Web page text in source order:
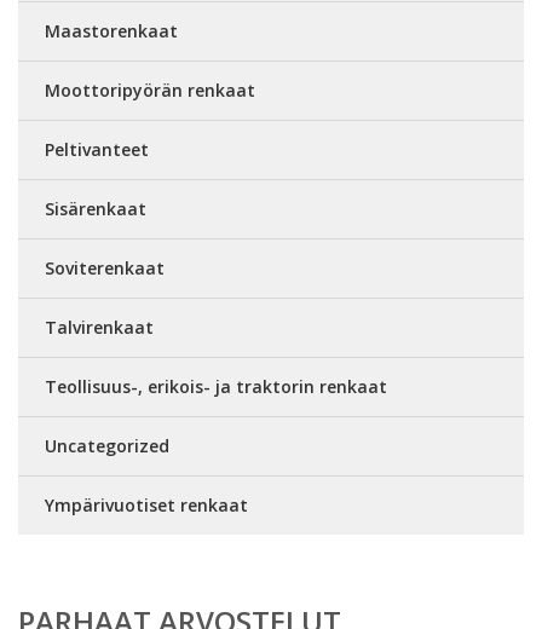
Maastorenkaat
Moottoripyörän renkaat
Peltivanteet
Sisärenkaat
Soviterenkaat
Talvirenkaat
Teollisuus-, erikois- ja traktorin renkaat
Uncategorized
Ympärivuotiset renkaat